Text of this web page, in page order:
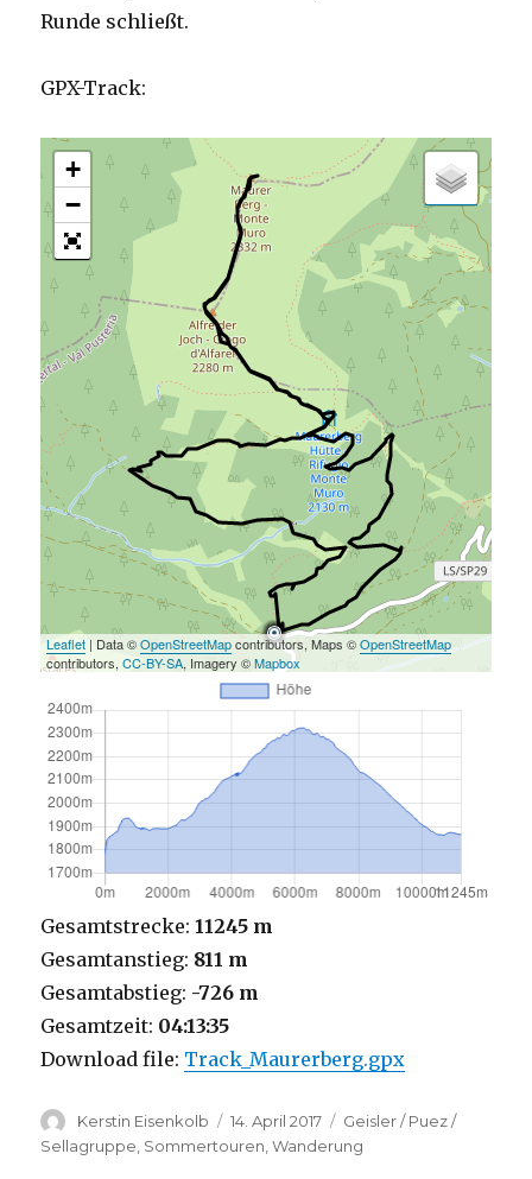
Runde schließt.
GPX-Track:
+
−
Leaflet | Data ©OpenStreetMapcontributors, Maps ©OpenStreetMap
contributors,CC-BY-SA, Imagery ©Mapbox
Gesamtstrecke: 11245 m
Gesamtanstieg: 811 m
Gesamtabstieg: -726 m
Gesamtzeit: 04:13:35
Download file: Track_Maurerberg.gpx
Autor
Kerstin Eisenkolb
Veröffentlicht
am
14. April 2017 Kategorien
Geisler / Puez /
Sellagruppe, Sommertouren,Wanderung